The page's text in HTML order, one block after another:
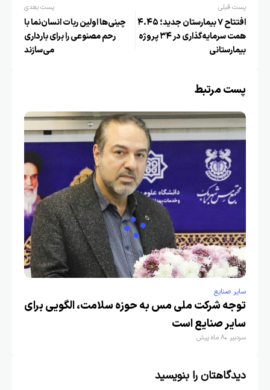
پست قبلی
افتتاح ۷ بیمارستان جدید؛ ۴.۴۵
همت سرمایه‌گذاری در ۳۴ پروژه
بیمارستانی
پست بعدی
چینی‌ها اولین ربات انسان‌نما با
رحم مصنوعی را برای بارداری
می‌سازند
پست مرتبط
سایر صنایع
توجه شرکت ملی مس به حوزه سلامت، الگویی برای
سایر صنایع است
سردبیر 8 ماه پیش
دیدگاهتان را بنویسید